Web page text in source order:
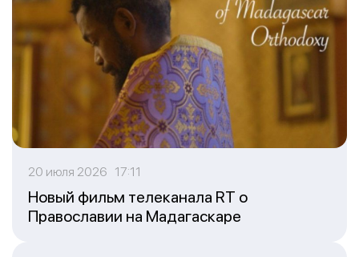
20 июля 2026 17:11
Новый фильм телеканала RT о
Православии на Мадагаскаре